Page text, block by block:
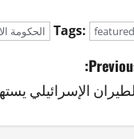
Tags: featured الحكومة
الإسرائيلي